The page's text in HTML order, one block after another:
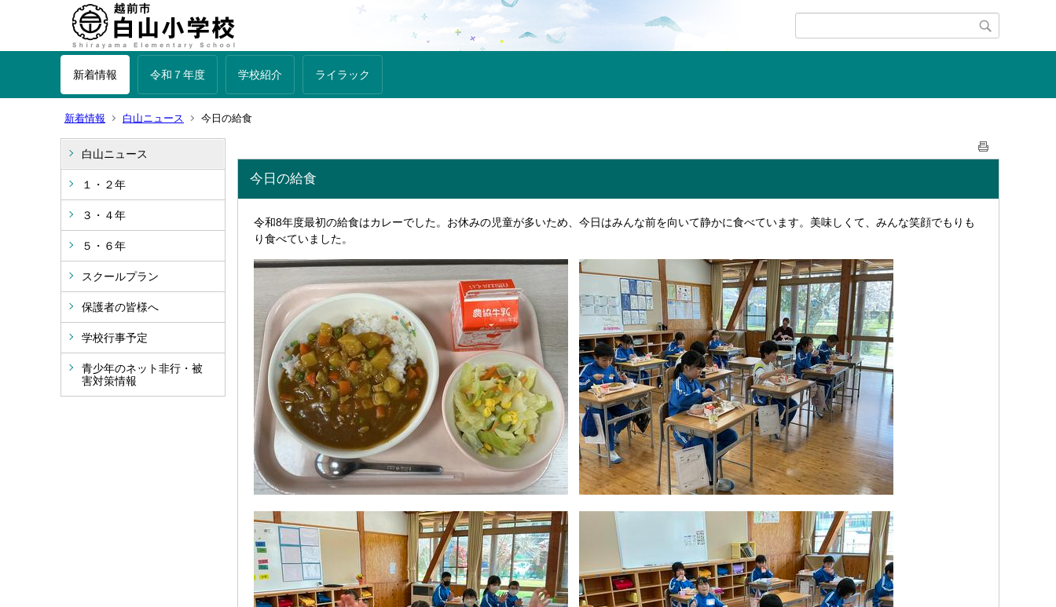
新着情報 令和７年度 学校紹介 ライラック
新着情報 白山ニュース 今日の給食
白山ニュース
１・２年
３・４年
５・６年
スクールプラン
保護者の皆様へ
学校行事予定
青少年のネット非行・被
害対策情報
今日の給食
令和8年度最初の給食はカレーでした。お休みの児童が多いため、今日はみんな前を向いて静かに食べています。美味しくて、みんな笑顔でもりも
り食べていました。